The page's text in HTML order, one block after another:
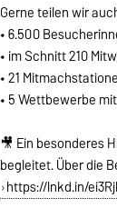
Gerne teilen wir
• 6.500
• im Schnitt 210
• 21
• 5 Wettbewerbe
🎥 Ein besonderes
begleitet. Über die
https://lnkd.in/